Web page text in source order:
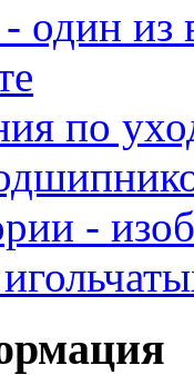
из
по
-